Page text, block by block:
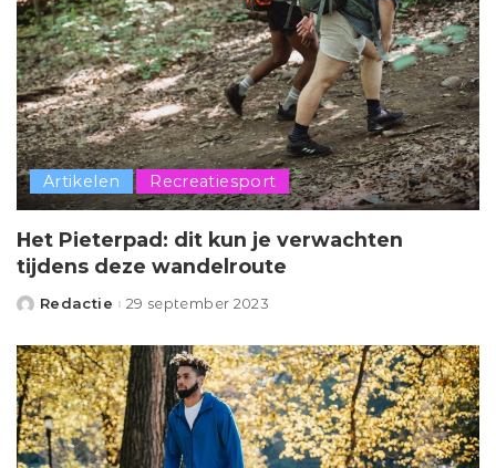
Artikelen Recreatiesport
Het Pieterpad: dit kun je verwachten
tijdens deze wandelroute
Posted
Redactie 29 september 2023